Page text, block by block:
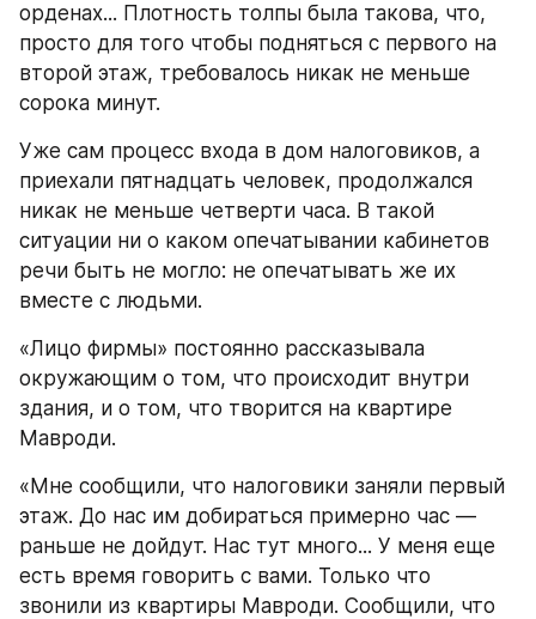
орденах... Плотность толпы была такова, что,
просто для того чтобы подняться с первого на
второй этаж, требовалось никак не меньше
сорока минут.
Уже сам процесс входа в дом налоговиков, а
приехали пятнадцать человек, продолжался
никак не меньше четверти часа. В такой
ситуации ни о каком опечатывании кабинетов
речи быть не могло: не опечатывать же их
вместе с людьми.
«Лицо фирмы» постоянно рассказывала
окружающим о том, что происходит внутри
здания, и о том, что творится на квартире
Мавроди.
«Мне сообщили, что налоговики заняли первый
этаж. До нас им добираться примерно час —
раньше не дойдут. Нас тут много... У меня еще
есть время говорить с вами. Только что
звонили из квартиры Мавроди. Сообщили, что